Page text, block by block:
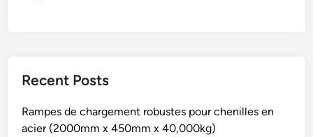
Recent Posts
Rampes de chargement robustes pour chenilles en
acier (2000mm x 450mm x 40,000kg)